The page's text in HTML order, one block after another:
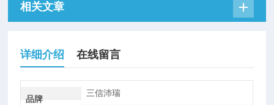
相关文章
详细介绍 在线留言
品牌
三信沛瑞